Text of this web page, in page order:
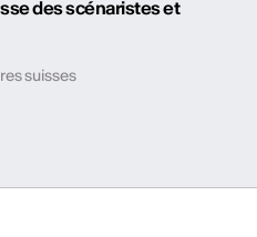
des scénaristes et
suisses